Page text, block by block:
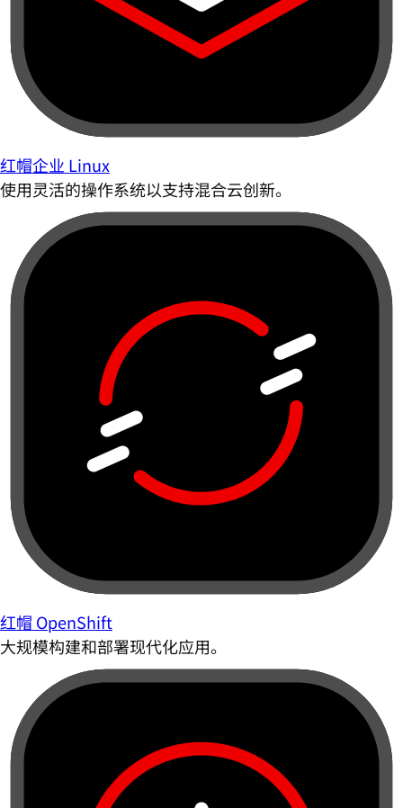
红帽企业 Linux
使用灵活的操作系统以支持混合云创新。
红帽 OpenShift
大规模构建和部署现代化应用。